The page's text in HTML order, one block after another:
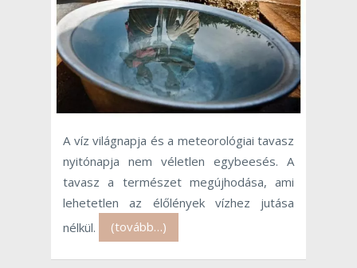
A víz világnapja és a meteorológiai tavasz
nyitónapja nem véletlen egybeesés. A
tavasz a természet megújhodása, ami
lehetetlen az élőlények vízhez jutása
nélkül.
(tovább…)